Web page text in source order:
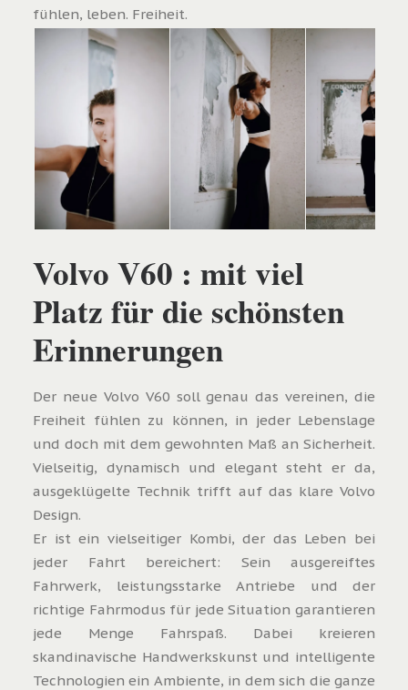
fühlen, leben. Freiheit.
Volvo V60 : mit viel
Platz für die schönsten
Erinnerungen
Der neue Volvo V60 soll genau das vereinen, die
Freiheit fühlen zu können, in jeder Lebenslage
und doch mit dem gewohnten Maß an Sicherheit.
Vielseitig, dynamisch und elegant steht er da,
ausgeklügelte Technik trifft auf das klare Volvo
Design.
Er ist ein vielseitiger Kombi, der das Leben bei
jeder Fahrt bereichert: Sein ausgereiftes
Fahrwerk, leistungsstarke Antriebe und der
richtige Fahrmodus für jede Situation garantieren
jede Menge Fahrspaß. Dabei kreieren
skandinavische Handwerkskunst und intelligente
Technologien ein Ambiente, in dem sich die ganze